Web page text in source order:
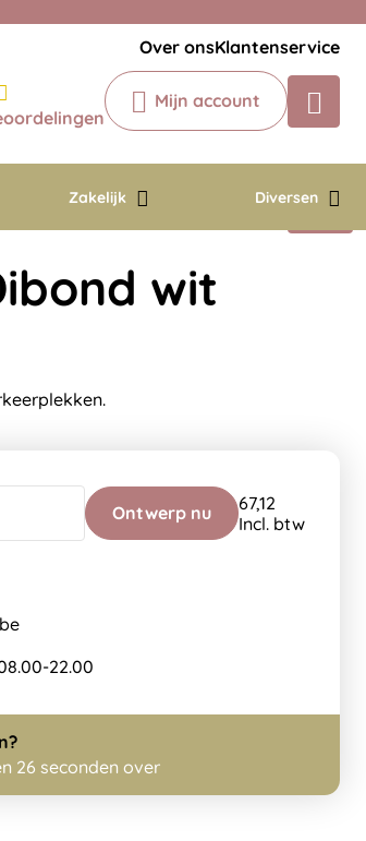
Over onsKlantenservice
Mijn account
Zakelijk Diversen
Chatbot
Chat 24/7 met onze chatbot voor
Contact
wit
Ontwerp nu
67,12
Incl. btw
22.00
25 seconden over